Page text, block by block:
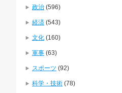
政治 (596)
経済 (543)
文化 (160)
軍事 (63)
スポーツ (92)
科学・技術 (78)